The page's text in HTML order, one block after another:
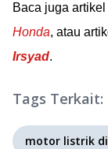
Baca juga artikel
Honda, atau
Irsyad.
Tags Terkait:
motor listrik